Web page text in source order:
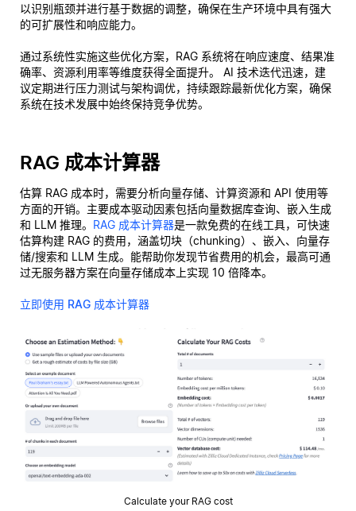
以识别瓶颈并进行基于数据的调整，确保在生产环境中具有强大
的可扩展性和响应能力。
通过系统性实施这些优化方案，RAG 系统将在响应速度、结果准
确率、资源利用率等维度获得全面提升。 AI 技术迭代迅速，建
议定期进行压力测试与架构调优，持续跟踪最新优化方案，确保
系统在技术发展中始终保持竞争优势。
RAG 成本计算器
估算 RAG 成本时，需要分析向量存储、计算资源和 API 使用等
方面的开销。主要成本驱动因素包括向量数据库查询、嵌入生成
和 LLM 推理。 RAG 成本计算器是一款免费的在线工具，可快速
估算构建 RAG 的费用，涵盖切块（chunking）、嵌入、向量存
储/搜索和 LLM 生成。能帮助你发现节省费用的机会，最高可通
过无服务器方案在向量存储成本上实现 10 倍降本。
立即使用 RAG 成本计算器
Calculate your RAG cost